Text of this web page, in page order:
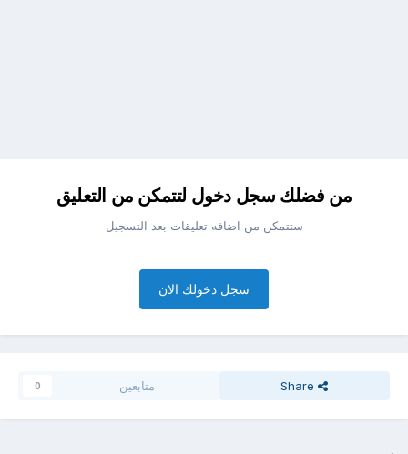
من فضلك سجل دخول لتتمكن من التعليق
ستتمكن من اضافه تعليقات بعد التسجيل
سجل دخولك الان
Share متابعين 0